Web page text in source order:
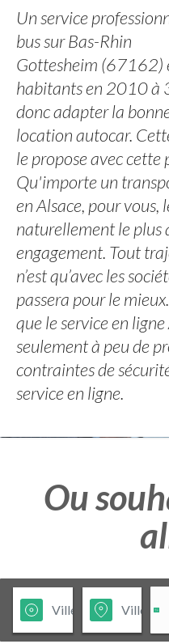
Un service
bus sur Bas-Rhin
Gottesheim (67162)
habitants en 2010
donc adapter la
location autocar.
le propose avec
Qu'importe un
en Alsace, pour vous,
naturellement le plus
engagement. Tout
n’est qu’avec les
passera pour le
que le service en
seulement à peu de
contraintes de
service en ligne.
Ou